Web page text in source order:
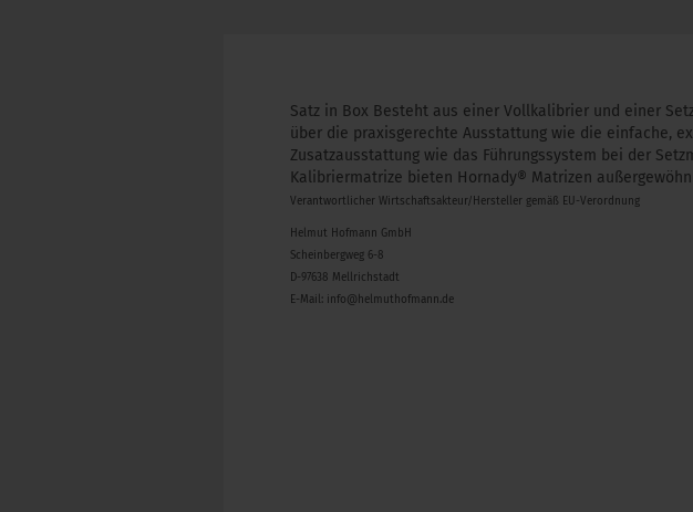
Satz in Box Besteht aus einer Vollkalibrier und einer
über die praxisgerechte Ausstattung wie die einfache,
Zusatzausstattung wie das Führungssystem bei der
Kalibriermatrize bieten Hornady® Matrizen
Verantwortlicher Wirtschaftsakteur/Hersteller gemäß EU-Verordnung
Helmut Hofmann GmbH
Scheinbergweg 6-8
D-97638 Mellrichstadt
E-Mail: info@helmuthofmann.de